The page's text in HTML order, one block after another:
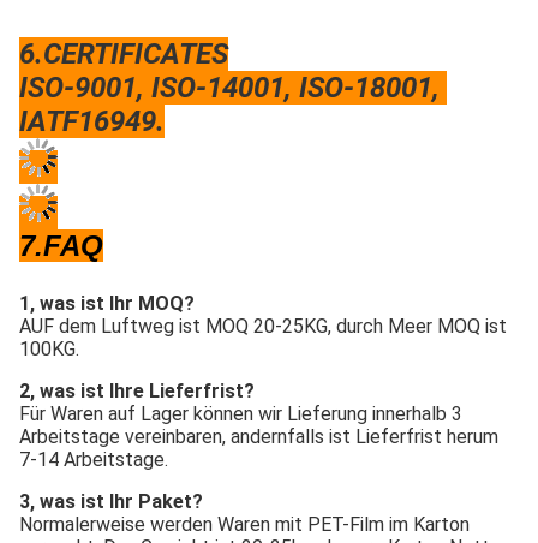
6.CERTIFICATES
ISO-9001, ISO-14001, ISO-18001,
IATF16949.
7.FAQ
1, was ist Ihr MOQ?
AUF dem Luftweg ist MOQ 20-25KG, durch Meer MOQ ist
100KG.
2, was ist Ihre Lieferfrist?
Für Waren auf Lager können wir Lieferung innerhalb 3
Arbeitstage vereinbaren, andernfalls ist Lieferfrist herum
7-14 Arbeitstage.
3, was ist Ihr Paket?
Normalerweise werden Waren mit PET-Film im Karton